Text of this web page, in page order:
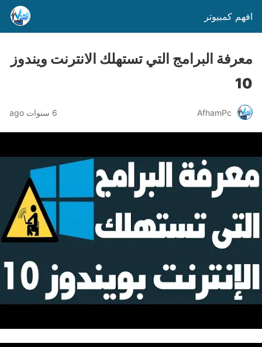
افهم كمبيوتر
معرفة البرامج التي تستهلك الانترنت ويندوز
10
AfhamPc 6 سنوات ago